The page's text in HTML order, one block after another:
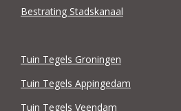
Bestrating Stadskanaal
Tuin Tegels Groningen
Tuin Tegels Appingedam
Tuin Tegels Veendam